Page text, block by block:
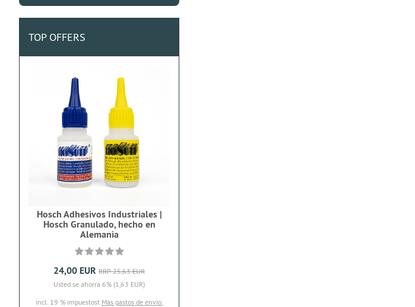
TOP OFFERS
Hosch Adhesivos Industriales |
Hosch Granulado, hecho en
Alemania
24,00 EUR RRP 25,63 EUR
Usted se ahorra 6% (1,63 EUR)
incl. 19 % impuestost Más gastos de envío.